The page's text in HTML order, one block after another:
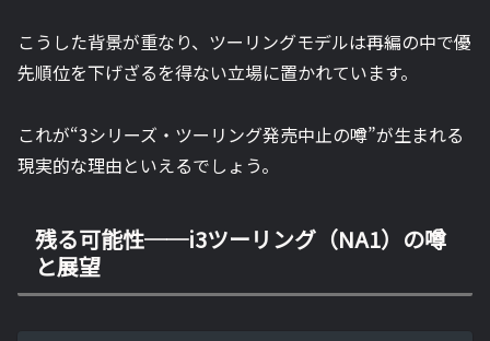
こうした背景が重なり、ツーリングモデルは再編の中で優
先順位を下げざるを得ない立場に置かれています。
これが“3シリーズ・ツーリング発売中止の噂”が生まれる
現実的な理由といえるでしょう。
残る可能性──i3ツーリング（NA1）の噂
と展望